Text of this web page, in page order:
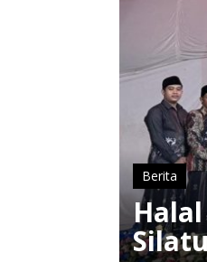
Berita